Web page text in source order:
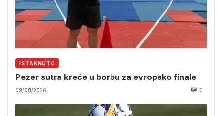
ISTAKNUTO
Pezer sutra kreće u borbu za evropsko finale
09/08/2026 0